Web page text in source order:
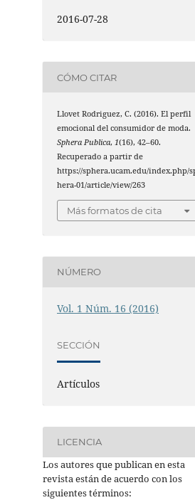
2016-07-28
CÓMO CITAR
Llovet Rodriguez, C. (2016). El perfil
emocional del consumidor de moda.
Sphera Publica,1(16), 42–60.
Recuperado a partir de
https://sphera.ucam.edu/index.php/
hera-01/article/view/263
Más formatos de cita
NÚMERO
Vol. 1 Núm. 16 (2016)
SECCIÓN
Artículos
LICENCIA
Los autores que publican en esta
revista están de acuerdo con los
siguientes términos: